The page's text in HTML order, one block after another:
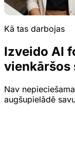
Kā tas darbojas
Izveido AI
vienkāršos
Nav
augšupielādē